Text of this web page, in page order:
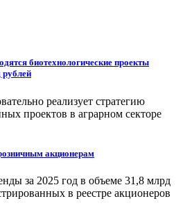
биотехнологические проекты
рублей
реализует стратегию
проектов в аграрном секторе
акционерам
за 2025 год в объеме 31,8 млрд
в реестре акционеров